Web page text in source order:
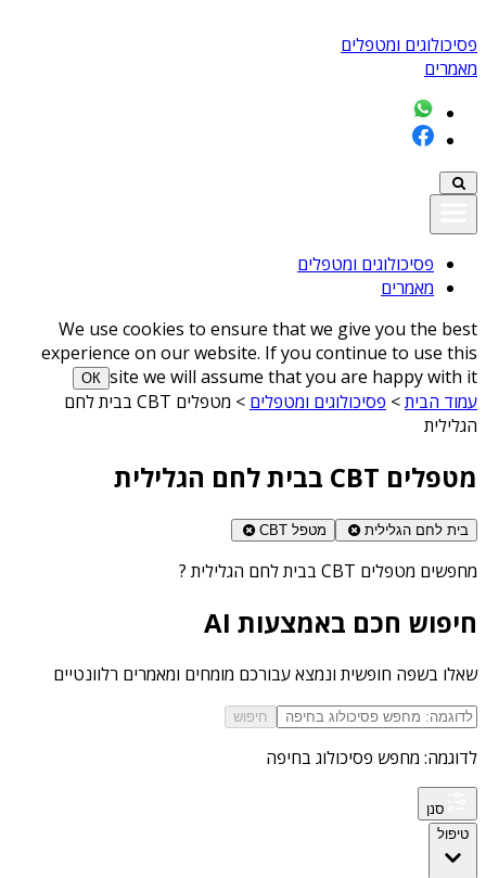
פסיכולוגים ומטפלים
מאמרים
פסיכולוגים ומטפלים
מאמרים
We use cookies to ensure that we give you the best
experience on our website. If you continue to use this
site we will assume that you are happy with it
ОК
עמוד הבית> פסיכולוגים ומטפלים >
מטפלים CBT בבית לחם
הגלילית
מטפלים CBT בבית לחם הגלילית
בית לחם הגלילית מטפל CBT
מחפשים מטפלים CBT בבית לחם הגלילית ?
חיפוש חכם באמצעות AI
שאלו בשפה חופשית ונמצא עבורכם מומחים ומאמרים רלוונטיים
חיפוש
לדוגמה: מחפש פסיכולוג בחיפה
סנן
טיפול